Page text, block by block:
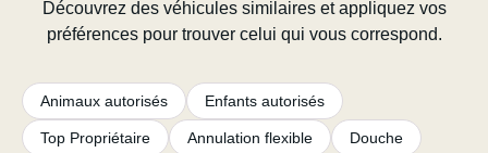
Découvrez des véhicules similaires et appliquez vos
préférences pour trouver celui qui vous correspond.
Animaux autorisés Enfants autorisés
Top Propriétaire Annulation flexible Douche